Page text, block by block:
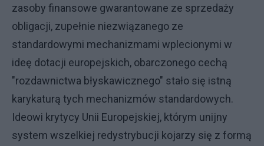
zasoby finansowe gwarantowane ze sprzedaży
obligacji, zupełnie niezwiązanego ze
standardowymi mechanizmami wplecionymi w
ideę dotacji europejskich, obarczonego cechą
"rozdawnictwa błyskawicznego" stało się istną
karykaturą tych mechanizmów standardowych.
Ideowi krytycy Unii Europejskiej, którym unijny
system wszelkiej redystrybucji kojarzy się z formą